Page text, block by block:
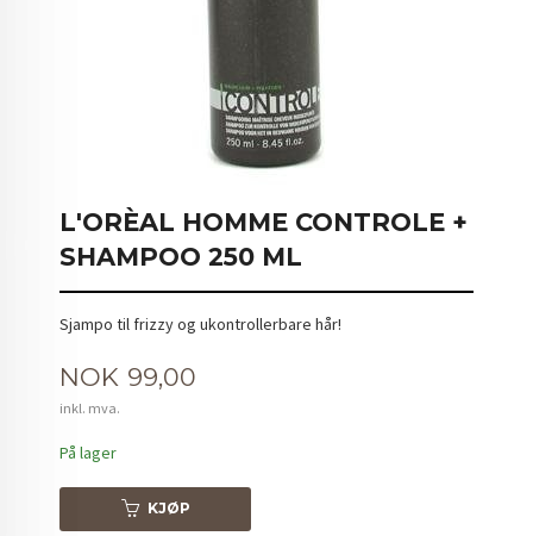
L'ORÈAL HOMME CONTROLE +
SHAMPOO 250 ML
Sjampo til frizzy og ukontrollerbare hår!
Pris
NOK 99,00
inkl. mva.
På lager
KJØP